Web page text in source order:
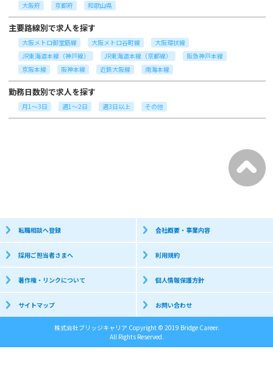
大阪府 京都府 和歌山県
主要路線別で求人を探す
大阪メトロ御堂筋線 大阪メトロ谷町線
大阪環状線
JR東海道本線（神戸線）
JR東海道本線（京都線）
阪急神戸本線
京阪本線
阪神本線 近鉄大阪線 南海本線
勤務日数別で求人を探す
月1～3日 週1～2日 週3日以上 その他
転職相談へ登録 会社概要・事業内容
採用ご担当者さまへ 利用規約
著作権・リンクについて 個人情報保護方針
サイトマップ お問い合わせ
株式会社ブリッジキャリア Copyright © 2019 Bridge Career.
All Rights Reserved.